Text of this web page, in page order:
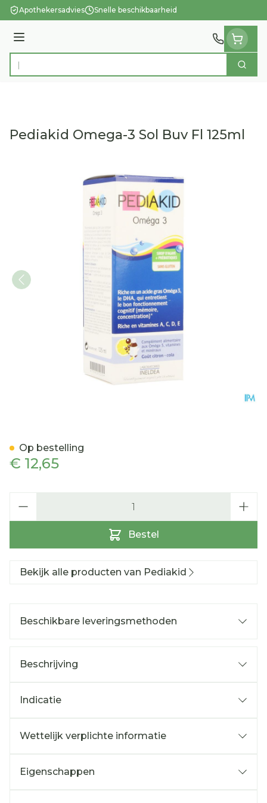
Ga naar de inhoud
Apothekersadvies Snelle beschikbaarheid
Menu
Product, merk, categorie... Zoek
Pediakid Omega-3 Sol Buv Fl 125ml
€ 12,65
Bestel
Op bestelling
Bekijk alle producten van Pediakid
Beschikbare leveringsmethoden
Beschrijving
Indicatie
Wettelijk verplichte informatie
Eigenschappen